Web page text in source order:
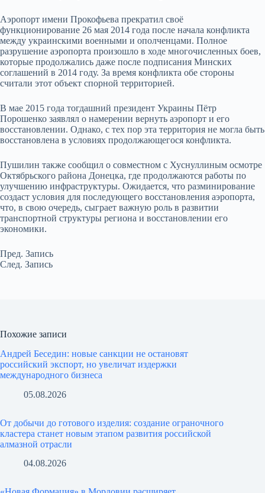
Аэропорт имени Прокофьева прекратил своё
функционирование 26 мая 2014 года после начала конфликта
между украинскими военными и ополченцами. Полное
разрушение аэропорта произошло в ходе многочисленных боев,
которые продолжались даже после подписания Минских
соглашений в 2014 году. За время конфликта обе стороны
считали этот объект спорной территорией.
В мае 2015 года тогдашний президент Украины Пётр
Порошенко заявлял о намерении вернуть аэропорт и его
восстановлении. Однако, с тех пор эта территория не могла быть
восстановлена в условиях продолжающегося конфликта.
Пушилин также сообщил о совместном с Хуснуллиным осмотре
Октябрьского района Донецка, где продолжаются работы по
улучшению инфраструктуры. Ожидается, что разминирование
создаст условия для последующего восстановления аэропорта,
что, в свою очередь, сыграет важную роль в развитии
транспортной структуры региона и восстановлении его
экономики.
Пред. Запись
След. Запись
Похожие записи
Андрей Беседин: новые санкции не остановят
российский экспорт, но увеличат издержки
международного бизнеса
05.08.2026
От добычи до готового изделия: создание ограночного
кластера станет новым этапом развития российской
алмазной отрасли
04.08.2026